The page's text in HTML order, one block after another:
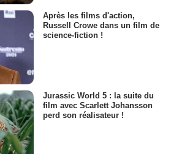
Après les films d'action,
Russell Crowe dans un film de
science-fiction !
Jurassic World 5 : la suite du
film avec Scarlett Johansson
perd son réalisateur !